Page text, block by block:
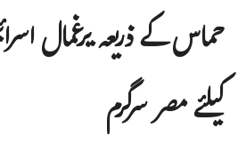
حماس کے ذریعہ یرغمال
کیلئے مصر سرگرم